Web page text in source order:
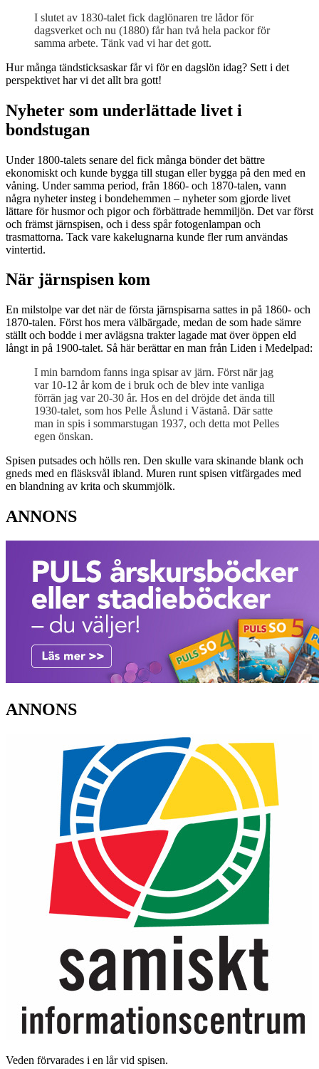
I slutet av 1830-talet fick daglönaren tre lådor för
dagsverket och nu (1880) får han två hela packor för
samma arbete. Tänk vad vi har det gott.
Hur många tändsticksaskar får vi för en dagslön idag? Sett i det
perspektivet har vi det allt bra gott!
Nyheter som underlättade livet i
bondstugan
Under 1800-talets senare del fick många bönder det bättre
ekonomiskt och kunde bygga till stugan eller bygga på den med en
våning. Under samma period, från 1860- och 1870-talen, vann
några nyheter insteg i bondehemmen – nyheter som gjorde livet
lättare för husmor och pigor och förbättrade hemmiljön. Det var först
och främst järnspisen, och i dess spår fotogenlampan och
trasmattorna. Tack vare kakelugnarna kunde fler rum användas
vintertid.
När järnspisen kom
En milstolpe var det när de första järnspisarna sattes in på 1860- och
1870-talen. Först hos mera välbärgade, medan de som hade sämre
ställt och bodde i mer avlägsna trakter lagade mat över öppen eld
långt in på 1900-talet. Så här berättar en man från Liden i Medelpad:
I min barndom fanns inga spisar av järn. Först när jag
var 10-12 år kom de i bruk och de blev inte vanliga
förrän jag var 20-30 år. Hos en del dröjde det ända till
1930-talet, som hos Pelle Åslund i Västanå. Där satte
man in spis i sommarstugan 1937, och detta mot Pelles
egen önskan.
Spisen putsades och hölls ren. Den skulle vara skinande blank och
gneds med en fläsksvål ibland. Muren runt spisen vitfärgades med
en blandning av krita och skummjölk.
ANNONS
ANNONS
Veden förvarades i en lår vid spisen.